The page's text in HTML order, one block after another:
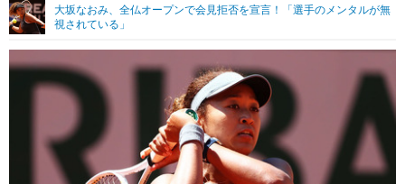
ショッピング その他
大坂なおみ、全仏オープンで会見拒否を宣言！「選手のメンタルが無
視されている」